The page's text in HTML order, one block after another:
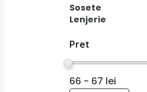
Sosete
Lenjerie
Pret